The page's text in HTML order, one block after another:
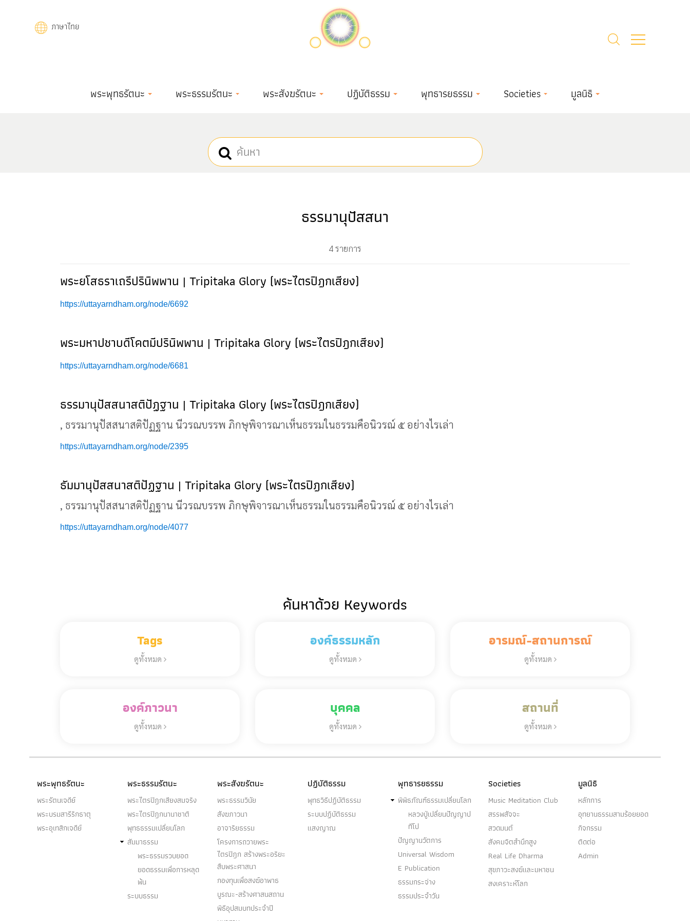
ภาษาไทย
navigationพระพุทธรัตนะ พระธรรมรัตนะ พระสังฆรัตนะ ปฏิบัติธรรม พุทธารยธรรม Societies มูลนิธิ
ธรรมานุปัสสนา
4 รายการ
พระยโสธราเถรีปรินิพพาน | Tripitaka Glory (พระไตรปิฎกเสียง)
https://uttayarndham.org/node/6692
พระมหาปชาบดีโคตมีปรินิพพาน | Tripitaka Glory (พระไตรปิฎกเสียง)
https://uttayarndham.org/node/6681
ธรรมานุปัสสนาสติปัฏฐาน | Tripitaka Glory (พระไตรปิฎกเสียง)
, ธรรมานุปัสสนาสติปัฏฐาน นีวรณบรรพ ภิกษุพิจารณาเห็นธรรมในธรรมคือนิวรณ์ ๕ อย่างไรเล่า
https://uttayarndham.org/node/2395
ธัมมานุปัสสนาสติปัฏฐาน | Tripitaka Glory (พระไตรปิฎกเสียง)
, ธรรมานุปัสสนาสติปัฏฐาน นีวรณบรรพ ภิกษุพิจารณาเห็นธรรมในธรรมคือนิวรณ์ ๕ อย่างไรเล่า
https://uttayarndham.org/node/4077
ค้นหาด้วย Keywords
Tags
ดูทั้งหมด
องค์ธรรมหลัก
ดูทั้งหมด
อารมณ์-สถานการณ์
ดูทั้งหมด
องค์ภาวนา
ดูทั้งหมด
บุคคล
ดูทั้งหมด
สถานที่
ดูทั้งหมด
พระพุทธรัตนะ
พระรัตนเจดีย์
พระบรมสารีริกธาตุ
พระอุเทสิกเจดีย์
พระธรรมรัตนะ
พระไตรปิฎกเสียงสมจริง
พระไตรปิฎกนานาชาติ
พุทธธรรมเปลี่ยนโลก
สัมมาธรรม
พระธรรมรวบยอด
ยอดธรรมเพื่อการหลุด
พ้น
ระบบธรรม
พระสังฆรัตนะ
พระธรรมวินัย
สังฆภาวนา
อาจาริยธรรม
โครงการถวายพระ
ไตรปิฎก สร้างพระอริยะ
สืบพระศาสนา
กองทุนเพื่อสงฆ์อาพาธ
บูรณะ-สร้างศาสนสถาน
พิธีอุปสมบทประจำปี
ปฏิบัติธรรม
พุทธวิธีปฏิบัติธรรม
ระบบปฏิบัติธรรม
แสงญาณ
พุทธารยธรรม
พิพิธภัณฑ์ธรรมเปลี่ยนโลก
หลวงปู่เปลี่ยนปัญญาป
ทีโป
ปัญญานวัตการ
Universal Wisdom
E Publication
ธรรมกระจ่าง
ธรรมประจำวัน
Societies
Music Meditation Club
สรรพสัจจะ
สวดมนต์
สังคมจิตสำนึกสูง
Real Life Dharma
สุขภาวะสงฆ์และมหาชน
สงเคราะห์โลก
มูลนิธิ
หลักการ
อุทยานธรรมสามร้อยยอด
กิจกรรม
ติดต่อ
Admin